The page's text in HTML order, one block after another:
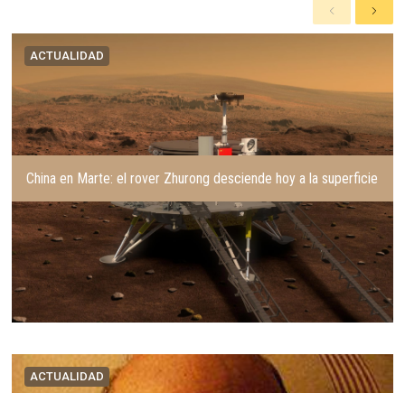
A
n
o
r
S
i
e
n
t
e
ACTUALIDAD
China en Marte: el rover Zhurong desciende hoy a la superficie
ACTUALIDAD